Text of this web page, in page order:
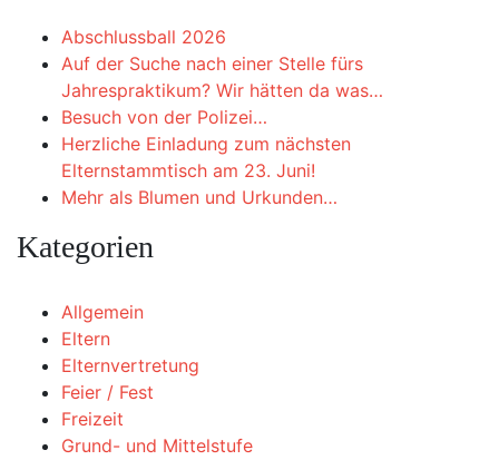
Abschlussball 2026
Auf der Suche nach einer Stelle fürs
Jahrespraktikum? Wir hätten da was…
Besuch von der Polizei…
Herzliche Einladung zum nächsten
Elternstammtisch am 23. Juni!
Mehr als Blumen und Urkunden…
Kategorien
Allgemein
Eltern
Elternvertretung
Feier / Fest
Freizeit
Grund- und Mittelstufe